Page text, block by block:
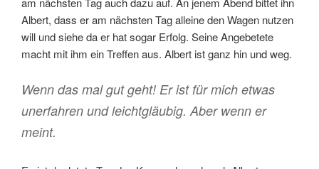
Albert, dass er am nächsten Tag alleine den Wagen nutzen
will und siehe da er hat sogar Erfolg. Seine Angebetete
macht mit ihm ein Treffen aus. Albert ist ganz hin und weg.
Wenn das mal gut geht! Er ist für mich etwas
unerfahren und leichtgläubig. Aber wenn er
meint.